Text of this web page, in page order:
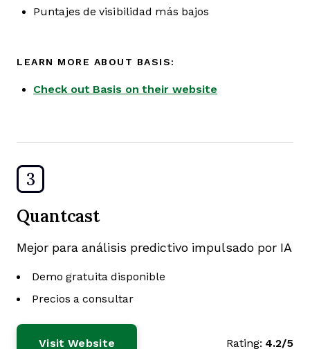
Puntajes de visibilidad más bajos
LEARN MORE ABOUT BASIS:
Check out Basis on their website
3
Quantcast
Mejor para análisis predictivo impulsado por IA
Demo gratuita disponible
Precios a consultar
Visit Website Rating: 4.2/5